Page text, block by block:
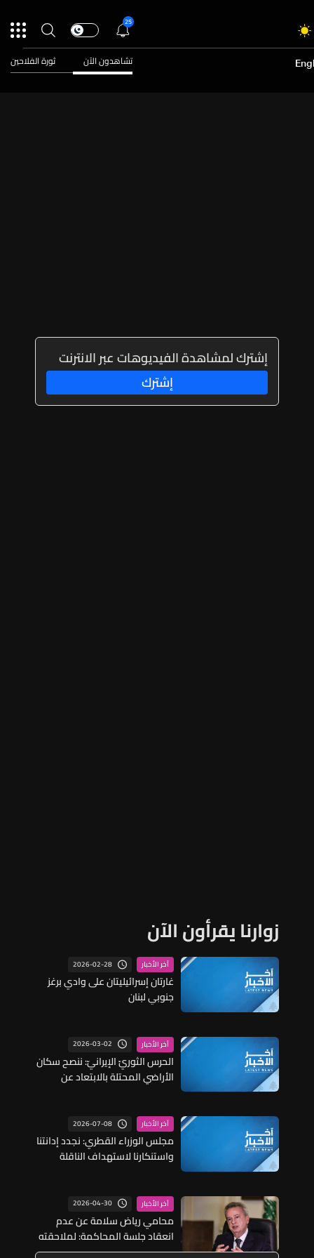
25
تشاهدون الآن ثورة الفلاحين
إشترك لمشاهدة الفيديوهات عبر الانترنت
إشترك
زوارنا يقرأون الآن
آخر الأخبار 2026-02-28
غارتان إسرائيليتان على وادي برغز
جنوبي لبنان
آخر الأخبار 2026-03-02
الحرس الثوريّ الإيرانيّ: ننصح سكان
الأراضي المحتلة بالابتعاد عن
آخر الأخبار 2026-07-08
مجلس الوزراء القطري: نجدد إدانتنا
واستنكارنا لاستهداف الناقلة
هذه الممارسات الخطيرة ونحتفظ
بحقنا باتخاذ ما نراه مناسبا لحماية
مصالحنا
آخر الأخبار 2026-04-30
محامي رياض سلامة عن عدم
انعقاد جلسة المحاكمة: لملاحقته
أﻣﺎم ﺟﮭﺘﯿﻦ ﻗﻀﺎﺋﯿﺘﯿﻦ ﺟﺰاﺋﯿﺘﯿﻦ